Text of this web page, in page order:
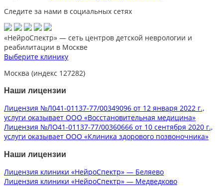
Следите за нами в социальных сетях
«НейроСпектр» — сеть центров детской неврологии и
реабилитации в Москве
Выберите клинику
Москва (индекс 127282)
Наши лицензии
Лицензия №Л041-01137-77/00349096 от 12 января 2022 г.,
услуги оказывает ООО «Восстановительная медицина»
Лицензия №ЛО41-01137-77/00360666 от 10 сентября 2020 г.,
услуги оказывает ООО «Клиника здорового позвоночника»
Наши лицензии
Лицензия клиники «НейроСпектр» — Беляево
Лицензия клиники «НейроСпектр» — Медведково